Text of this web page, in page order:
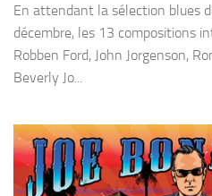
En attendant la sélection blues
décembre, les 13 compositions
Robben Ford, John Jorgenson,
Beverly Jo...